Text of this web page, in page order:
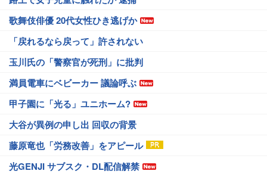
歌舞伎俳優 20代女性ひき逃げか
「戻れるなら戻って」許されない
玉川氏の「警察官が死刑」に批判
満員電車にベビーカー 議論呼ぶ
甲子園に「光る」ユニホーム?
大谷が異例の申し出 回収の背景
藤原竜也「労務改善」をアピール
光GENJI サブスク・DL配信解禁